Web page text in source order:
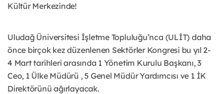
Kültür Merkezinde!
Uludağ Üniversitesi İşletme Topluluğu’nca (ULİT) daha
önce birçok kez düzenlenen Sektörler Kongresi bu yıl 2-
4 Mart tarihleri arasında 1 Yönetim Kurulu Başkanı, 3
Ceo, 1 Ülke Müdürü , 5 Genel Müdür Yardımcısı ve 1 İK
Direktörünü ağırlayacak.